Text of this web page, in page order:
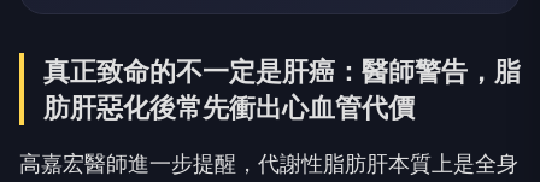
真正致命的不一定是肝癌：醫師警告，脂
肪肝惡化後常先衝出心血管代價
高嘉宏醫師進一步提醒，代謝性脂肪肝本質上是全身